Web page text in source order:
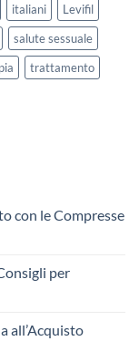
italiani
Levifil
salute sessuale
trattamento
con le Compresse
per
all’Acquisto